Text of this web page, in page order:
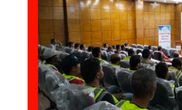
مقالات